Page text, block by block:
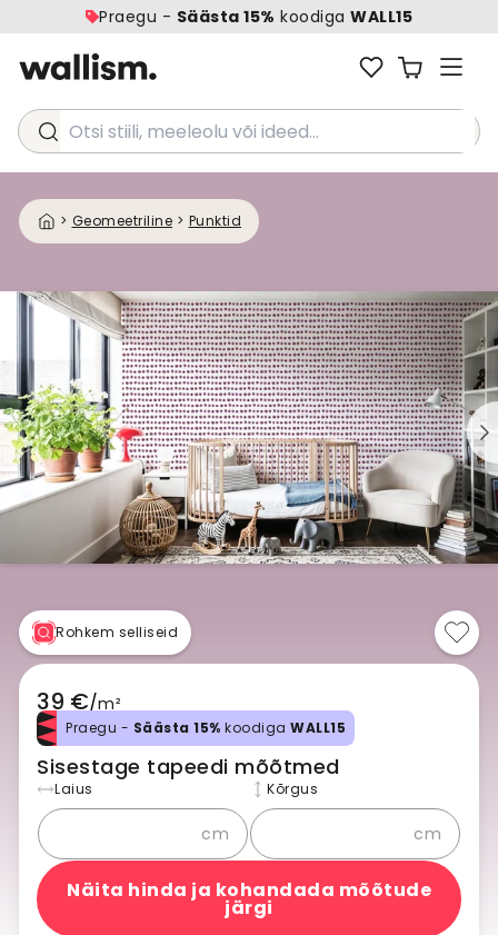
Praegu - Säästa 15% koodiga WALL15
Otsi stiili, meeleolu või ideed...
> Geomeetriline > Punktid
Rohkem selliseid
39 €/m²
Praegu - Säästa 15% koodiga WALL15
Sisestage tapeedi mõõtmed
Laius
cm
Kõrgus
cm
Näita hinda ja kohandada mõõtude
järgi